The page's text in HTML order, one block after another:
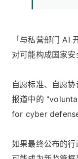
「与私营部门 AI
对可能构成国家安
自愿标准、自愿
报道中的
for cyber
如果最终公布的